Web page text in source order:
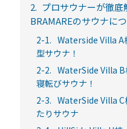
2. プロサウナーが徹底
BRAMAREのサウナに
2-1. Waterside Villa A
型サウナ！
2-2. WaterSide Villa
寝転びサウナ！
2-3. WaterSide Villa C
たりサウナ
5分でわかる！
常時公開中
3分でわかる！
はじめての方に